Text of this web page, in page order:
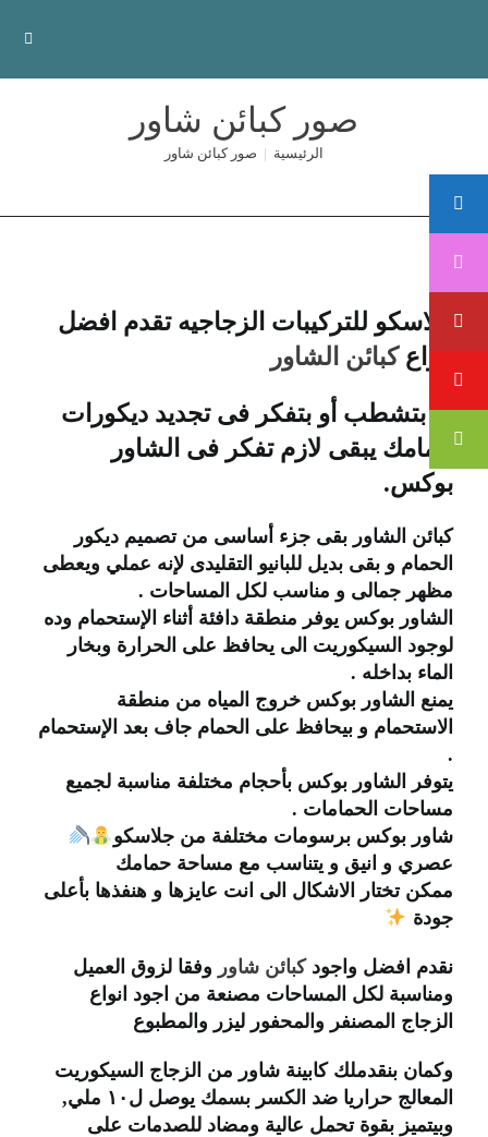
صور كبائن شاور
الرئيسية | صور كبائن شاور
جلاسكو للتركيبات الزجاجيه تقدم افضل
انواعكبائن الشاور
لو بتشطب أو بتفكر فى تجديد ديكورات
حمامك يبقى لازم تفكر فى الشاور
بوكس.
كبائن الشاور بقى جزء أساسى من تصميم ديكور
الحمام و بقى بديل للبانيو التقليدى لإنه عملي ويعطى
مظهر جمالى و مناسب لكل المساحات .
الشاور بوكس يوفر منطقة دافئة أثناء الإستحمام وده
لوجود السيكوريت الى يحافظ على الحرارة وبخار
الماء بداخله .
يمنع الشاور بوكس خروج المياه من منطقة
الاستحمام و بيحافظ على الحمام جاف بعد الإستحمام
.
يتوفر الشاور بوكس بأحجام مختلفة مناسبة لجميع
مساحات الحمامات .
شاور بوكس برسومات مختلفة من جلاسكو
عصري و انيق و يتناسب مع مساحة حمامك
ممكن تختار الاشكال الى انت عايزها و هنفذها بأعلى
جودة
نقدم افضل واجودكبائن شاور وفقا لزوق العميل
ومناسبة لكل المساحات مصنعة من اجود انواع
الزجاج المصنفر والمحفور ليزر والمطبوع
وكمان بنقدملك كابينة شاور من الزجاج السيكوريت
المعالج حراريا ضد الكسر بسمك يوصل ل١٠ ملي,
وبيتميز بقوة تحمل عالية ومضاد للصدمات على